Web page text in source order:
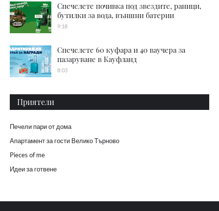
Спечелете почивка под звездите, раници,
бутилки за вода, външни батерии
9:18
Спечелете 60 куфара и 40 ваучера за
пазаруване в Кауфланд
8:03
Приятели
Печели пари от дома
Апартамент за гости Велико Търново
Pieces of me
Идеи за готвене